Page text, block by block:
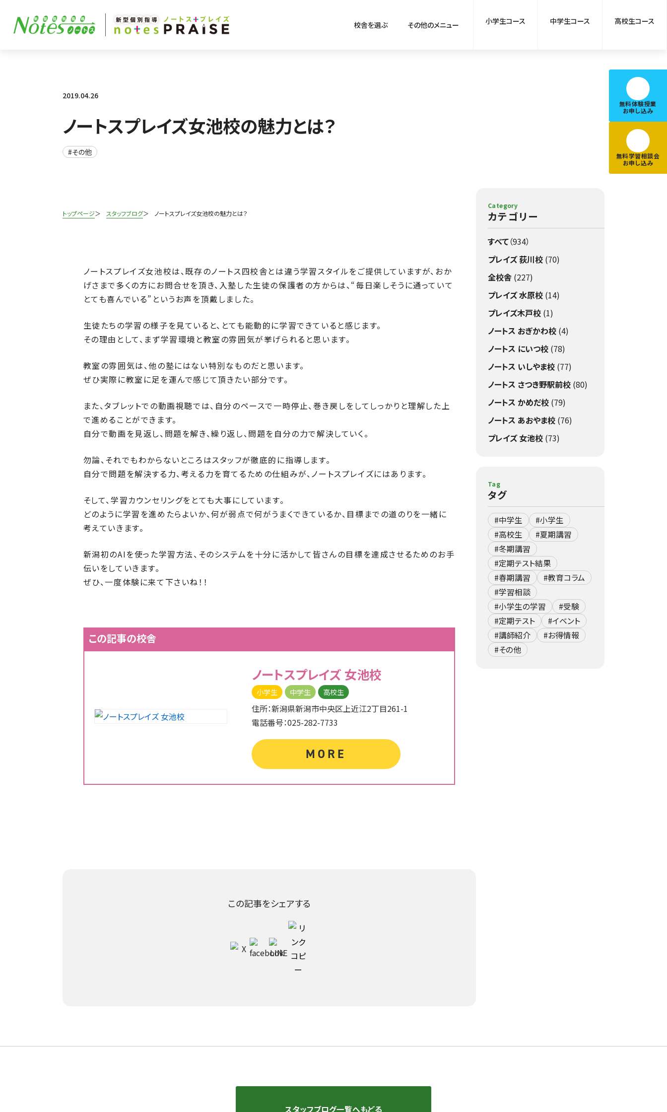
校舎を選ぶ その他のメニュー 小学生コース 中学生コース 高校生コース
無料体験授業
お申し込み
無料学習相談会
お申し込み
2019.04.26
ノートスプレイズ女池校の魅力とは？
#その他
トップページ スタッフブログ ノートスプレイズ女池校の魅力とは？
ノートスプレイズ女池校は、既存のノートス四校舎とは違う学習スタイルをご提供していますが、おか
げさまで多くの方にお問合せを頂き、入塾した生徒の保護者の方からは、“毎日楽しそうに通っていて
とても喜んでいる”というお声を頂戴しました。
生徒たちの学習の様子を見ていると、とても能動的に学習できていると感じます。
その理由として、まず学習環境と教室の雰囲気が挙げられると思います。
教室の雰囲気は、他の塾にはない特別なものだと思います。
ぜひ実際に教室に足を運んで感じて頂きたい部分です。
また、タブレットでの動画視聴では、自分のペースで一時停止、巻き戻しをしてしっかりと理解した上
で進めることができます。
自分で動画を見返し、問題を解き、繰り返し、問題を自分の力で解決していく。
勿論、それでもわからないところはスタッフが徹底的に指導します。
自分で問題を解決する力、考える力を育てるための仕組みが、ノートスプレイズにはあります。
そして、学習カウンセリングをとても大事にしています。
どのように学習を進めたらよいか、何が弱点で何がうまくできているか、目標までの道のりを一緒に
考えていきます。
新潟初のAIを使った学習方法、そのシステムを十分に活かして皆さんの目標を達成させるためのお手
伝いをしていきます。
ぜひ、一度体験に来て下さいね！！
この記事の校舎
ノートスプレイズ女池校
小学生 中学生 高校生
住所：新潟県新潟市中央区上近江2丁目261-1
電話番号：025-282-7733
MORE
この記事をシェアする
Category
カテゴリー
すべて（934）
プレイズ 荻川校(70)
全校舎(227)
プレイズ 水原校(14)
プレイズ木戸校(1)
ノートス おぎかわ校(4)
ノートス にいつ校(78)
ノートス いしやま校(77)
ノートス さつき野駅前校(80)
ノートス かめだ校(79)
ノートス あおやま校(76)
プレイズ 女池校(73)
Tag
タグ
#中学生
#小学生
#高校生
#夏期講習
#冬期講習
#定期テスト結果
#春期講習
#教育コラム
#学習相談
#小学生の学習
#受験
#定期テスト
#イベント
#講師紹介
#お得情報
#その他
スタッフブログ一覧へもどる